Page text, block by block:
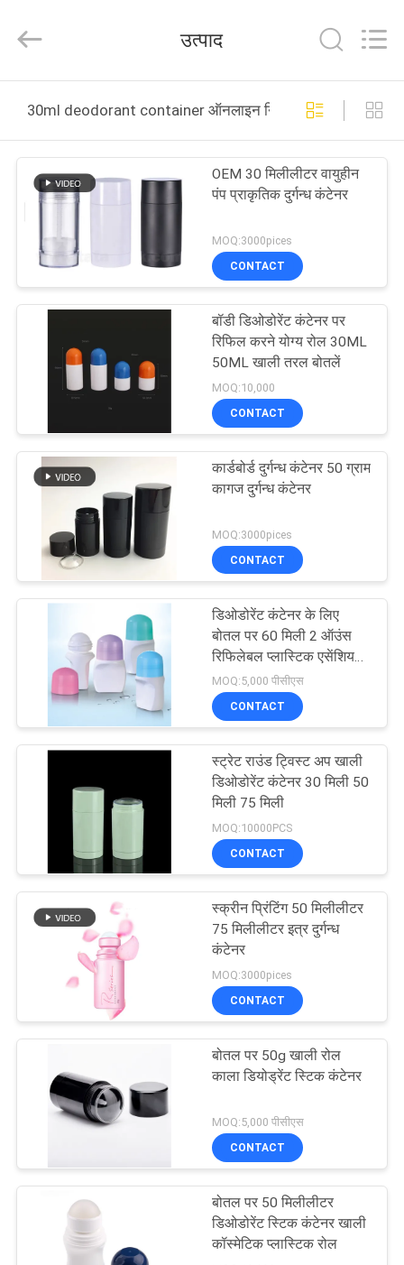
उत्पादों
हमारे
कारखाना
भ्रमण
गुणवत्ता
नियंत्रण
एक
विनती
करे
साइटमैप
PRIVACY
POLICY
Haojin
Plastic
All
Reserved.
उत्पाद
30ml deodorant container ऑनलाइन निर्माण
OEM 30 मिलीलीटर वायुहीन
पंप प्राकृतिक दुर्गन्ध कंटेनर
MOQ:3000pices
CONTACT
बॉडी डिओडोरेंट कंटेनर पर
रिफिल करने योग्य रोल 30ML
50ML खाली तरल बोतलें
MOQ:10,000
CONTACT
कार्डबोर्ड दुर्गन्ध कंटेनर 50 ग्राम
कागज दुर्गन्ध कंटेनर
MOQ:3000pices
CONTACT
डिओडोरेंट कंटेनर के लिए
बोतल पर 60 मिली 2 ऑउंस
रिफिलेबल प्लास्टिक एसेंशियल
ऑयल खाली रोल
MOQ:5,000 पीसीएस
CONTACT
स्ट्रेट राउंड ट्विस्ट अप खाली
डिओडोरेंट कंटेनर 30 मिली 50
मिली 75 मिली
MOQ:10000PCS
CONTACT
स्क्रीन प्रिंटिंग 50 मिलीलीटर
75 मिलीलीटर इत्र दुर्गन्ध
कंटेनर
MOQ:3000pices
CONTACT
बोतल पर 50g खाली रोल
काला डियोड्रेंट स्टिक कंटेनर
MOQ:5,000 पीसीएस
CONTACT
बोतल पर 50 मिलीलीटर
डिओडोरेंट स्टिक कंटेनर खाली
कॉस्मेटिक प्लास्टिक रोल